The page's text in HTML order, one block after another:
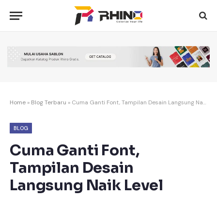
Home » Blog Terbaru » Cuma Ganti Font, Tampilan Desain Langsung Naik Level
BLOG
Cuma Ganti Font,
Tampilan Desain
Langsung Naik Level